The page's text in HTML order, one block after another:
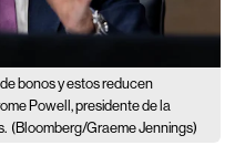
bonos y estos reducen
Powell, presidente de la
(Bloomberg/Graeme Jennings)